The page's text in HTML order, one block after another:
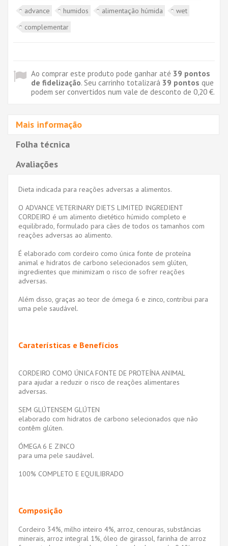
advance
humidos alimentação húmida
wet
complementar
Ao comprar este produto pode ganhar até 39 pontos
de fidelização. Seu carrinho totalizará 39 pontos que
podem ser convertidos num vale de desconto de 0,20 €.
Mais informação
Folha técnica
Avaliações
Dieta indicada para reações adversas a alimentos.
O ADVANCE VETERINARY DIETS LIMITED INGREDIENT
CORDEIRO é um alimento dietético húmido completo e
equilibrado, formulado para cães de todos os tamanhos com
reações adversas ao alimento.
É elaborado com cordeiro como única fonte de proteína
animal e hidratos de carbono selecionados sem glúten,
ingredientes que minimizam o risco de sofrer reações
adversas.
Além disso, graças ao teor de ómega 6 e zinco, contribui para
uma pele saudável.
Caraterísticas e Benefícios
CORDEIRO COMO ÚNICA FONTE DE PROTEÍNA ANIMAL
para ajudar a reduzir o risco de reações alimentares
adversas.
SEM GLÚTENSEM GLÚTEN
elaborado com hidratos de carbono selecionados que não
contêm glúten.
ÓMEGA 6 E ZINCO
para uma pele saudável.
100% COMPLETO E EQUILIBRADO
Composição
Cordeiro 34%, milho inteiro 4%, arroz, cenouras, substâncias
minerais, arroz integral 1%, óleo de girassol, farinha de arroz